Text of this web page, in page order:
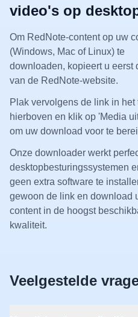
video's op
Om RedNote-content op uw
(Windows, Mac of Linux) te
downloaden, kopieert u eerst
van de RedNote-website.
Plak vervolgens de link in het
hierboven en klik op 'Media
om uw download voor te
Onze downloader werkt
desktopbesturingssystemen
geen extra software te
gewoon de link en download
content in de hoogst
kwaliteit.
Veelgestelde